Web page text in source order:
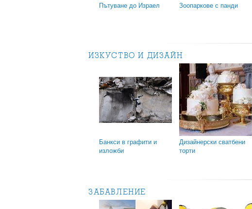
Пътуване до Израел Зоопаркове с панди
ИЗКУСТВО И ДИЗАЙН
Банкси в графити и
изложби
Дизайнерски сватбени
торти
ЗАБАВЛЕНИЕ